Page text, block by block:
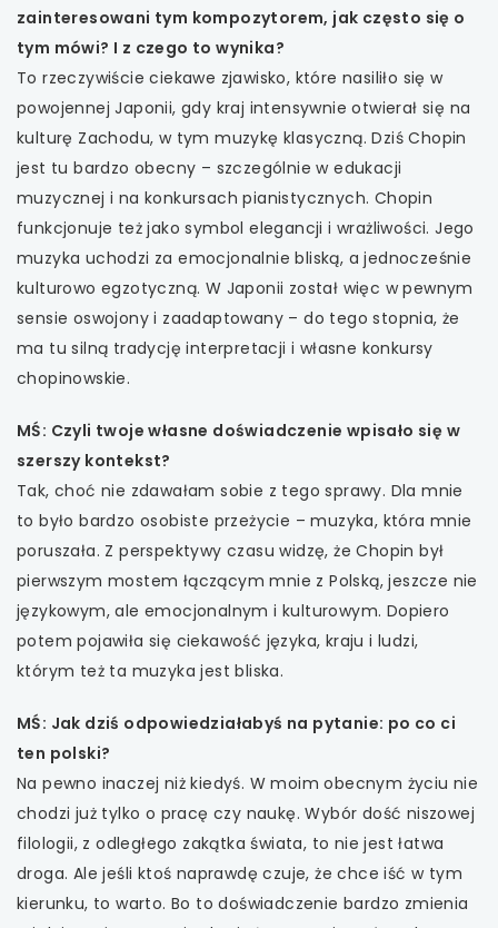
zainteresowani tym kompozytorem, jak często się o
tym mówi? I z czego to wynika?
To rzeczywiście ciekawe zjawisko, które nasiliło się w
powojennej Japonii, gdy kraj intensywnie otwierał się na
kulturę Zachodu, w tym muzykę klasyczną. Dziś Chopin
jest tu bardzo obecny – szczególnie w edukacji
muzycznej i na konkursach pianistycznych. Chopin
funkcjonuje też jako symbol elegancji i wrażliwości. Jego
muzyka uchodzi za emocjonalnie bliską, a jednocześnie
kulturowo egzotyczną. W Japonii został więc w pewnym
sensie oswojony i zaadaptowany – do tego stopnia, że
ma tu silną tradycję interpretacji i własne konkursy
chopinowskie.
MŚ: Czyli twoje własne doświadczenie wpisało się w
szerszy kontekst?
Tak, choć nie zdawałam sobie z tego sprawy. Dla mnie
to było bardzo osobiste przeżycie – muzyka, która mnie
poruszała. Z perspektywy czasu widzę, że Chopin był
pierwszym mostem łączącym mnie z Polską, jeszcze nie
językowym, ale emocjonalnym i kulturowym. Dopiero
potem pojawiła się ciekawość języka, kraju i ludzi,
którym też ta muzyka jest bliska.
MŚ: Jak dziś odpowiedziałabyś na pytanie: po co ci
ten polski?
Na pewno inaczej niż kiedyś. W moim obecnym życiu nie
chodzi już tylko o pracę czy naukę. Wybór dość niszowej
filologii, z odległego zakątka świata, to nie jest łatwa
droga. Ale jeśli ktoś naprawdę czuje, że chce iść w tym
kierunku, to warto. Bo to doświadczenie bardzo zmienia